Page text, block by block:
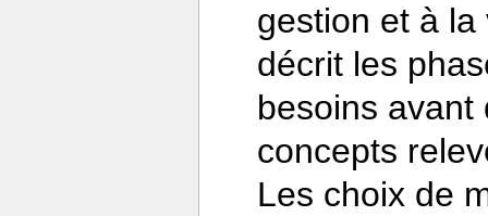
gestion et à la
décrit les
besoins avant
concepts
Les choix de